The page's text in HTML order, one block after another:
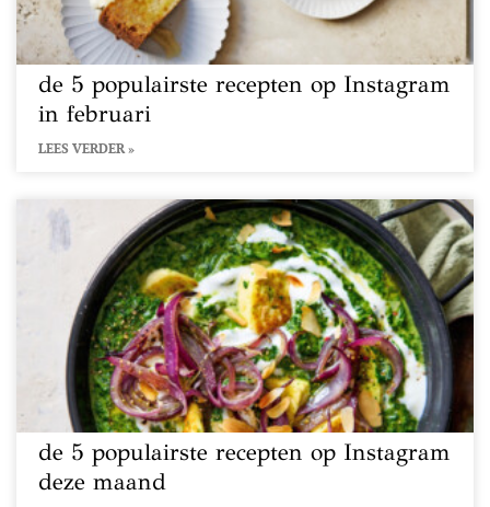
de 5 populairste recepten op Instagram
in februari
LEES VERDER »
de 5 populairste recepten op Instagram
deze maand